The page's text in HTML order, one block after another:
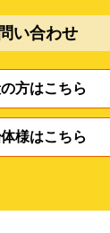
い合わせ
方はこちら
様はこちら